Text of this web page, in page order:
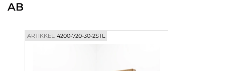
Kontaktid
AB
ARTIKKEL:4200-720-30-2STL